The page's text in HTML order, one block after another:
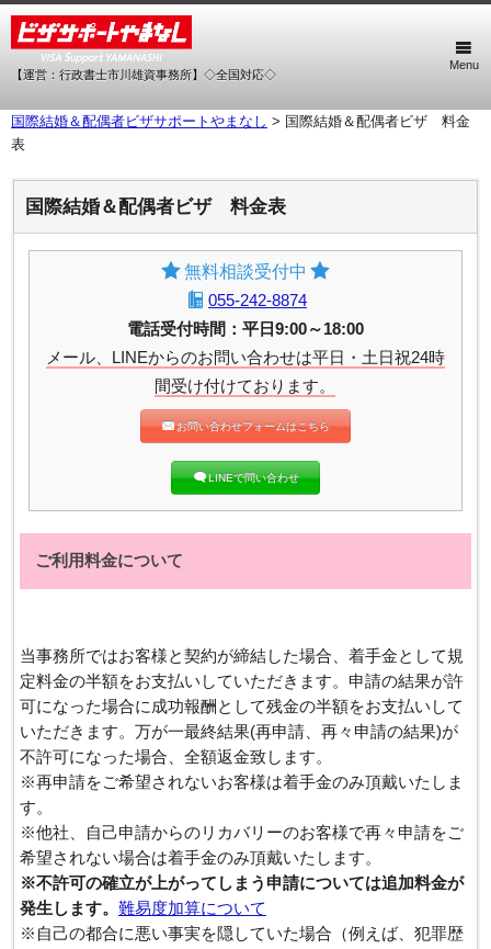
【運営：行政書士市川雄資事務所】◇全国対応◇
Menu
国際結婚＆配偶者ビザサポートやまなし > 国際結婚＆配偶者ビザ 料金
表
国際結婚＆配偶者ビザ 料金表
無料相談受付中
055-242-8874
電話受付時間：平日9:00～18:00
メール、LINEからのお問い合わせは平日・土日祝24時
間受け付けております。
お問い合わせフォームはこちら
LINEで問い合わせ
ご利用料金について
​当事務所ではお客様と契約が締結した場合、着手金として規
定料金の半額をお支払いしていただきます。申請の結果が許
可になった場合に成功報酬として残金の半額をお支払いして
いただきます。万が一最終結果(再申請、再々申請の結果)が
不許可になった場合、全額返金致します。
​※再申請をご希望されないお客様は着手金のみ頂戴いたしま
す。
※他社、自己申請からのリカバリーのお客様で再々申請をご
希望されない場合は着手金のみ頂戴いたします。
※不許可の確立が上がってしまう申請については追加料金が
発生します。 難易度加算について
※自己の都合に悪い事実を隠していた場合（例えば、犯罪歴